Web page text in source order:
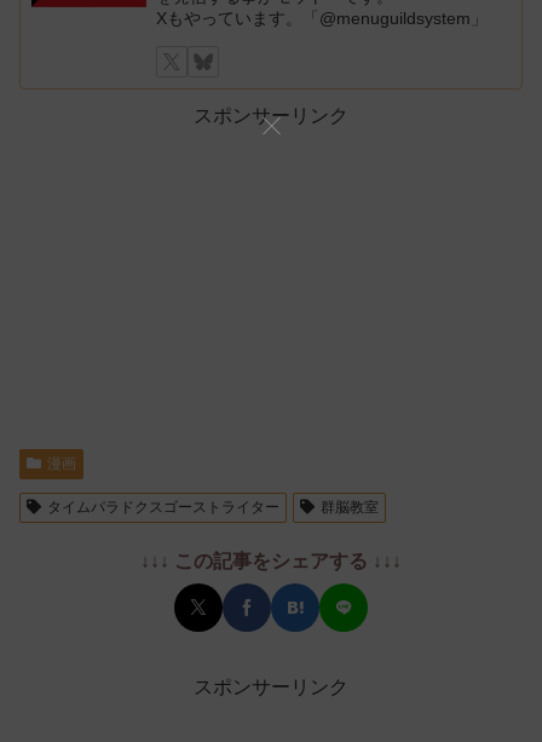
Xもやっています。「@menuguildsystem」
スポンサーリンク
漫画
タイムパラドクスゴーストライター 群脳教室
↓↓↓ この記事をシェアする ↓↓↓
スポンサーリンク